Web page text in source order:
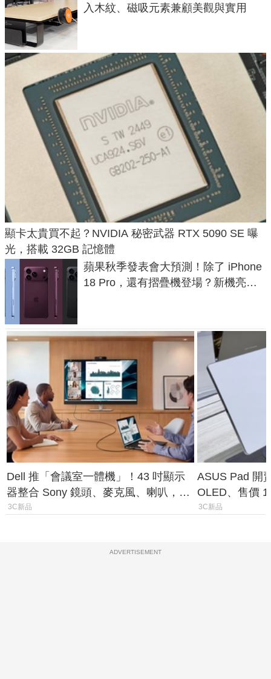
入木紋、磁吸元素兼顧美觀與實用
顯卡太貴買不起？NVIDIA 秘密武器 RTX 5090 SE 曝
光，搭載 32GB 記憶體
蘋果秋季發表會大預測！除了 iPhone
18 Pro，還有摺疊機登場？新機亮點
Dell 推「會議室一體機」！43 吋顯示
器整合 Sony 鏡頭、麥克風、喇叭，一
條 USB-C 就能開會
3C新品
ASUS Pad 開
OLED、售價
費最低 0 元入
3C新品
ADVERTISEMENT